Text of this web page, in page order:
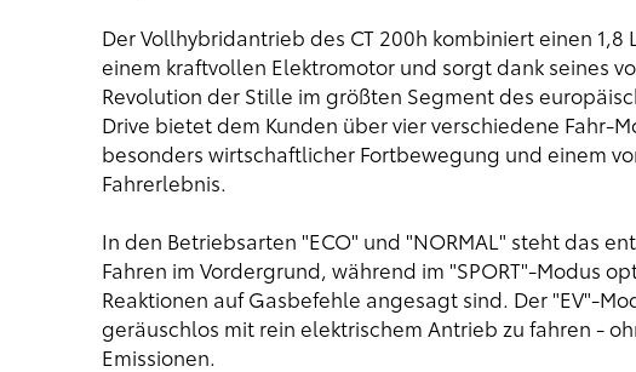
Der Vollhybridantrieb des CT 200h kombiniert einen
einem kraftvollen Elektromotor und sorgt dank seines
Revolution der Stille im größten Segment des
Drive bietet dem Kunden über vier verschiedene Fahr-
besonders wirtschaftlicher Fortbewegung und einem
Fahrerlebnis.
In den Betriebsarten "ECO" und "NORMAL" steht das
Fahren im Vordergrund, während im "SPORT"-Modus
Reaktionen auf Gasbefehle angesagt sind. Der "EV"-
geräuschlos mit rein elektrischem Antrieb zu fahren -
Emissionen.